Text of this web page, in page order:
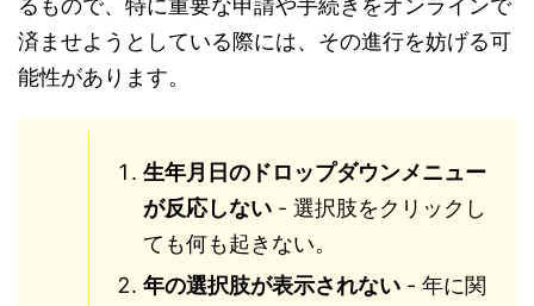
るもので、特に重要な申請や手続きをオンラインで
済ませようとしている際には、その進行を妨げる可
能性があります。
生年月日のドロップダウンメニュー
が反応しない - 選択肢をクリックし
ても何も起きない。
年の選択肢が表示されない - 年に関